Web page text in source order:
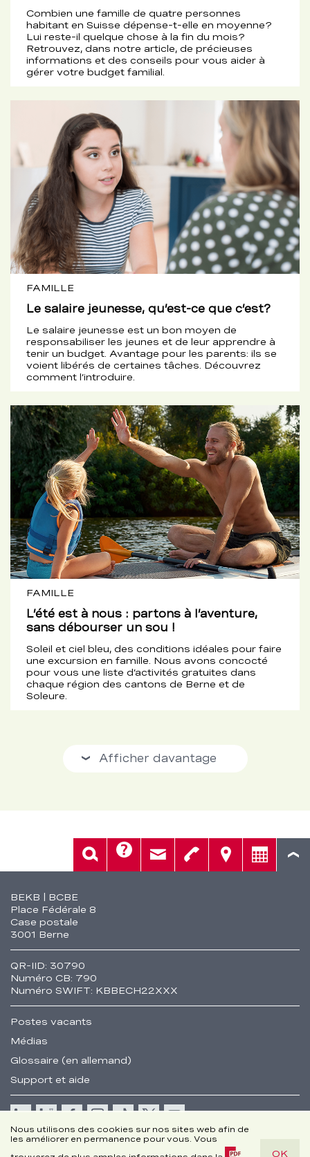
Cookie
Nous utilisons des cookies sur nos sites web afin de
les améliorer en permanence pour vous. Vous
OK
Combien une famille de quatre personnes
habitant en Suisse dépense-t-elle en moyenne?
Lui reste-il quelque chose à la fin du mois?
Retrouvez, dans notre article, de précieuses
informations et des conseils pour vous aider à
gérer votre budget familial.
FAMILLE
Le salaire jeunesse, qu’est-ce que c’est?
Le salaire jeunesse est un bon moyen de
responsabiliser les jeunes et de leur apprendre à
tenir un budget. Avantage pour les parents: ils se
voient libérés de certaines tâches. Découvrez
comment l’introduire.
FAMILLE
L’été est à nous : partons à l’aventure,
sans débourser un sou !
Soleil et ciel bleu, des conditions idéales pour faire
une excursion en famille. Nous avons concocté
pour vous une liste d’activités gratuites dans
chaque région des cantons de Berne et de
Soleure.
Afficher davantage
Weitere
Fusszeile
BEKB | BCBE
Place Fédérale 8
Case postale
3001 Berne
QR-IID: 30790
Numéro CB: 790
Numéro SWIFT: KBBECH22XXX
Postes vacants
Médias
Glossaire (en allemand)
Support et aide